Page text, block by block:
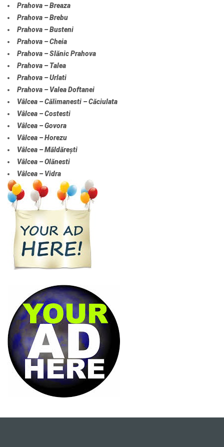
Prahova – Breaza
Prahova – Brebu
Prahova – Busteni
Prahova – Cheia
Prahova – Slănic Prahova
Prahova – Talea
Prahova – Urlati
Prahova – Valea Doftanei
Vâlcea – Călimanesti – Căciulata
Vâlcea – Costesti
Vâlcea – Govora
Vâlcea – Horezu
Vâlcea – Măldărești
Vâlcea – Olănesti
Vâlcea – Vidra